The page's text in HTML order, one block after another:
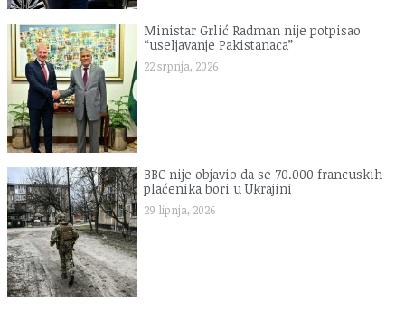
Ministar Grlić Radman nije potpisao
“useljavanje Pakistanaca”
22 srpnja, 2026
BBC nije objavio da se 70.000 francuskih
plaćenika bori u Ukrajini
29 lipnja, 2026